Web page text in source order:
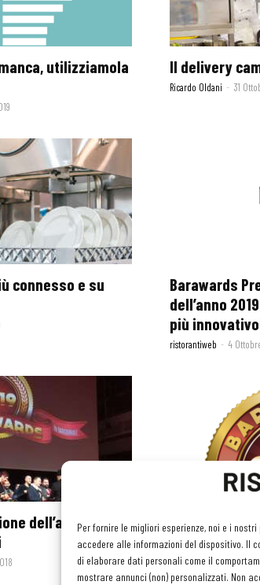
Per fornire le migliori esperienze, noi e i
accedere alle informazioni del dispositivo. Il
di elaborare dati personali come il
mostrare annunci (non) personalizzati. Non
utilizziamola
Il delivery
Ricardo Oldani - 31
connesso e su
Barawards
dell’anno
più
ristorantiweb - 4
dell’anno 2018:
Barawards
scopri i
Giuseppe Stabile - 22